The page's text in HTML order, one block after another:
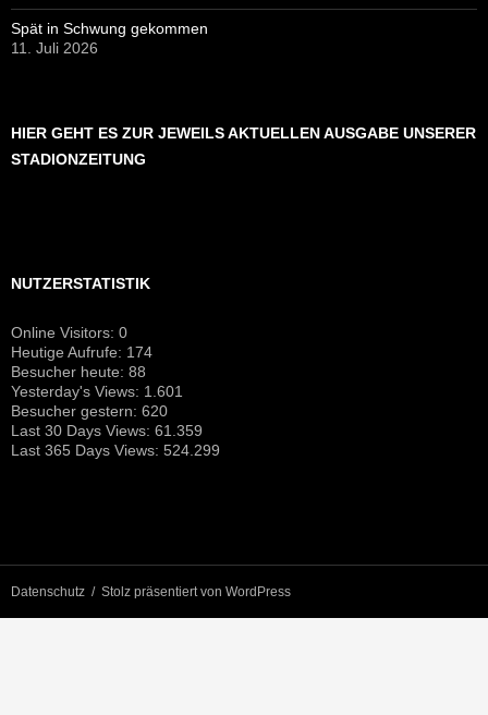
Spät in Schwung gekommen
11. Juli 2026
HIER GEHT ES ZUR JEWEILS AKTUELLEN AUSGABE UNSERER
STADIONZEITUNG
NUTZERSTATISTIK
Online Visitors: 0
Heutige Aufrufe: 174
Besucher heute: 88
Yesterday's Views: 1.601
Besucher gestern: 620
Last 30 Days Views: 61.359
Last 365 Days Views: 524.299
Datenschutz Stolz präsentiert von WordPress